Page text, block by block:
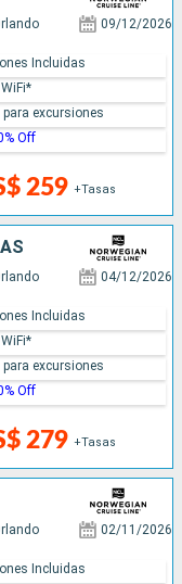
09/12/2026
259 +Tasas
Incluidas
excursiones
Off
04/12/2026
279 +Tasas
Incluidas
excursiones
Off
02/11/2026
Incluidas